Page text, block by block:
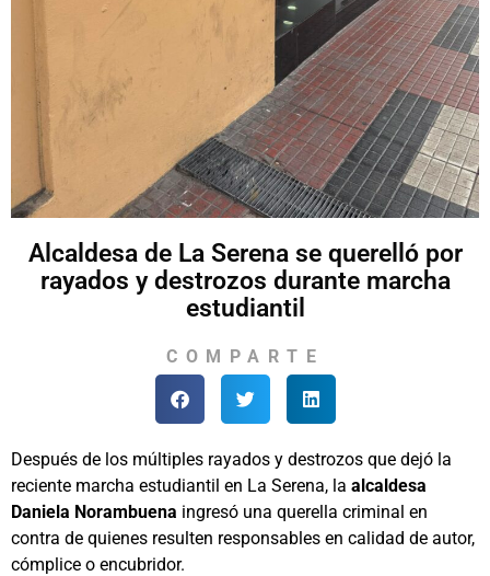
Alcaldesa de La Serena se querelló por
rayados y destrozos durante marcha
estudiantil
COMPARTE
Después de los múltiples rayados y destrozos que dejó la
reciente marcha estudiantil en La Serena, la alcaldesa
Daniela Norambuena ingresó una querella criminal en
contra de quienes resulten responsables en calidad de autor,
cómplice o encubridor.